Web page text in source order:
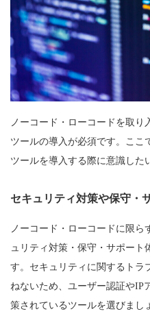
ノーコード・ローコードを取り
ツールの導入が必須です。ここ
ツールを導入する際に意識した
セキュリティ対策や保守・
ノーコード・ローコードに限ら
ュリティ対策・保守・サポート
す。セキュリティに関するトラ
ねないため、ユーザー認証やIP
策されているツールを選びまし